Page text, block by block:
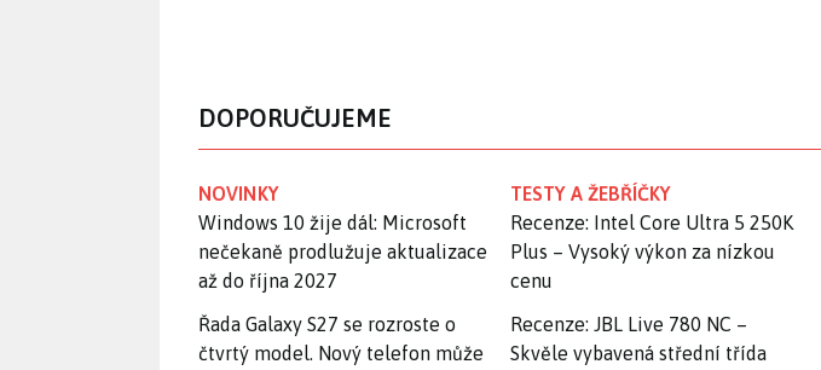
DOPORUČUJEME
NOVINKY
Windows 10 žije dál: Microsoft
nečekaně prodlužuje aktualizace
až do října 2027
Řada Galaxy S27 se rozroste o
čtvrtý model. Nový telefon může
TESTY A ŽEBŘÍČKY
Recenze: Intel Core Ultra 5 250K
Plus – Vysoký výkon za nízkou
cenu
Recenze: JBL Live 780 NC –
Skvěle vybavená střední třída